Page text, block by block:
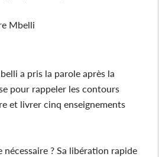
Mbelli
a pris la parole après la
pour rappeler les contours
et livrer cinq enseignements
nécessaire ? Sa libération rapide